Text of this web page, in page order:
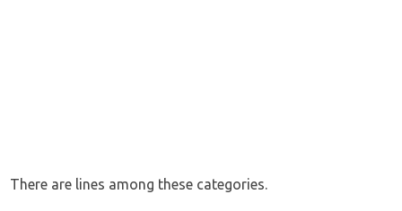
There are lines among these categories.